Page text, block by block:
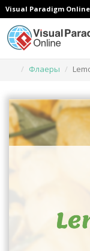
Visual Paradigm Online
Флаеры